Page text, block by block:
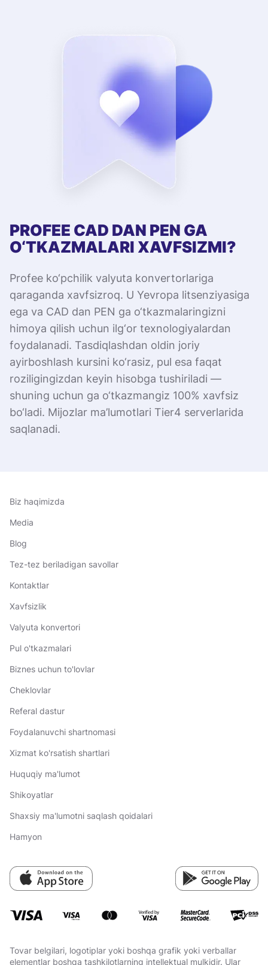
PROFEE CAD DAN PEN GA
O‘TKAZMALARI XAVFSIZMI?
Profee ko‘pchilik valyuta konvertorlariga
qaraganda xavfsizroq. U Yevropa litsenziyasiga
ega va CAD dan PEN ga o‘tkazmalaringizni
himoya qilish uchun ilg‘or texnologiyalardan
foydalanadi. Tasdiqlashdan oldin joriy
ayirboshlash kursini ko‘rasiz, pul esa faqat
roziligingizdan keyin hisobga tushiriladi —
shuning uchun ga o‘tkazmangiz 100% xavfsiz
bo‘ladi. Mijozlar ma’lumotlari Tier4 serverlarida
saqlanadi.
Biz haqimizda
Media
Blog
Tez-tez beriladigan savollar
Kontaktlar
Xavfsizlik
Valyuta konvertori
Pul o'tkazmalari
Biznes uchun to'lovlar
Cheklovlar
Referal dastur
Foydalanuvchi shartnomasi
Xizmat ko'rsatish shartlari
Huquqiy ma'lumot
Shikoyatlar
Shaxsiy ma'lumotni saqlash qoidalari
Hamyon
Tovar belgilari, logotiplar yoki boshqa grafik yoki verballar
elementlar boshqa tashkilotlarning intellektual mulkidir. Ular